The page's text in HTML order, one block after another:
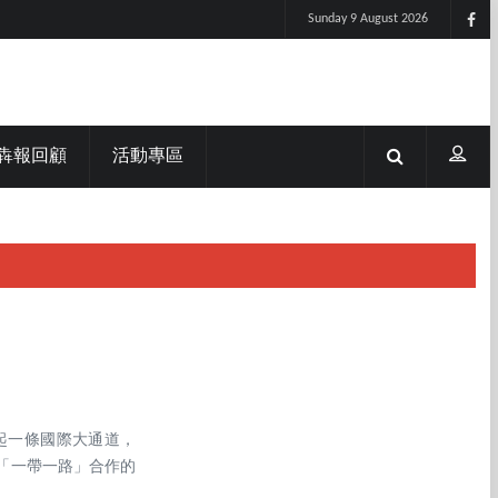
Sunday 9 August 2026
報回顧 活動專區
條國際大通道，
一帶一路」合作的